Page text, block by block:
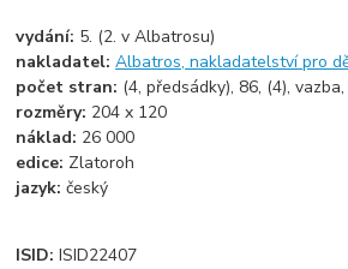
vydání: 5. (2. v Albatrosu)
nakladatel:Albatros, nakladatelství pro
počet stran: (4, předsádky), 86, (4),
rozměry: 204 x 120
náklad: 26 000
edice: Zlatoroh
jazyk:český
ISID:ISID22407